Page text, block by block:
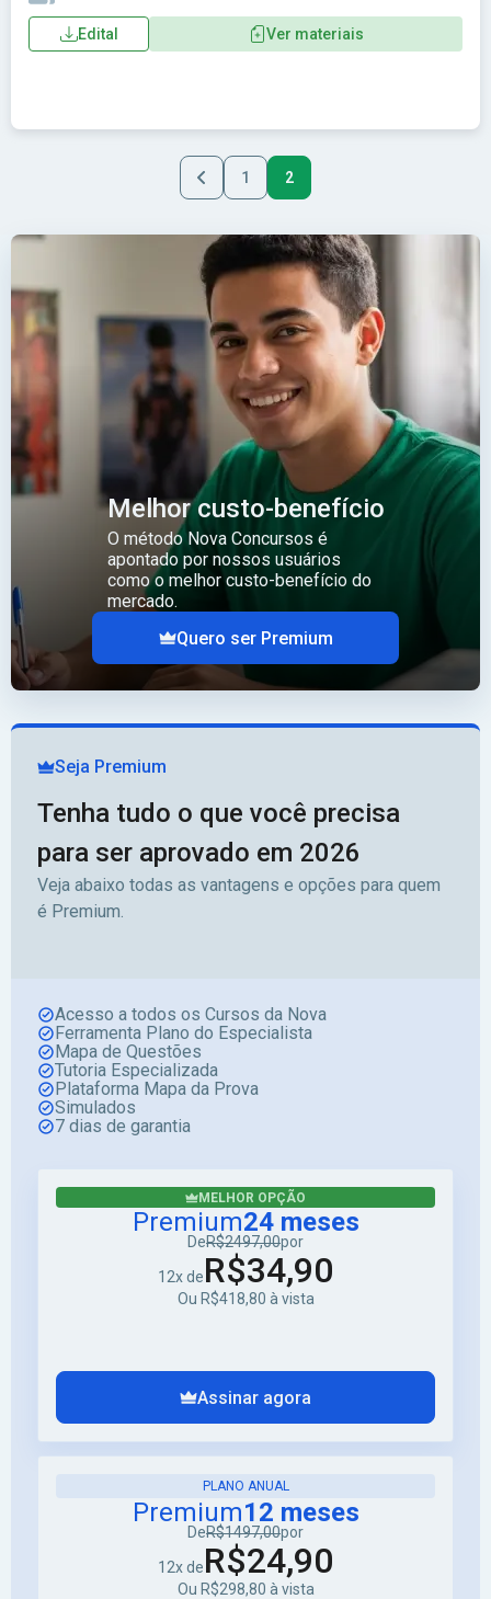
Edital Ver materiais
1 2
Melhor custo-benefício
O método Nova Concursos é
apontado por nossos usuários
como o melhor custo-benefício do
mercado.
Quero ser Premium
Seja Premium
Tenha tudo o que você precisa
para ser aprovado em 2026
Veja abaixo todas as vantagens e opções para quem
é Premium.
Acesso a todos os Cursos da Nova
Ferramenta Plano do Especialista
Mapa de Questões
Tutoria Especializada
Plataforma Mapa da Prova
Simulados
7 dias de garantia
MELHOR OPÇÃO
Premium24 meses
DeR$2497,00por
12x deR$34,90
Ou R$418,80 à vista
Assinar agora
PLANO ANUAL
Premium12 meses
DeR$1497,00por
12x deR$24,90
Ou R$298,80 à vista